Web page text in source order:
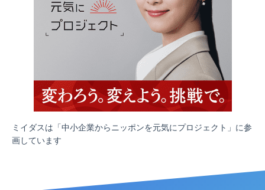
ミイダスは「中小企業からニッポンを元気にプロジェクト」に参
画しています